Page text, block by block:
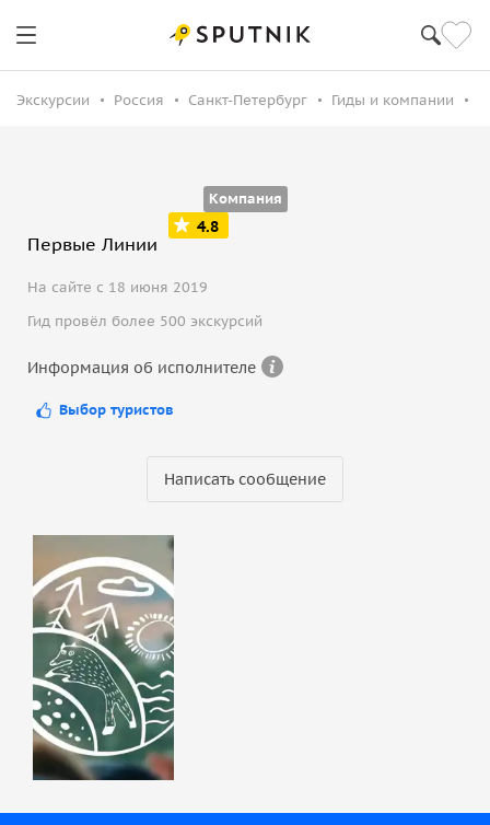
Экскурсии Россия Санкт-Петербург Гиды и компании
Компания
Первые Линии
4.8
На сайте с 18 июня 2019
Гид провёл более 500 экскурсий
Информация об исполнителе
Выбор туристов
Написать сообщение